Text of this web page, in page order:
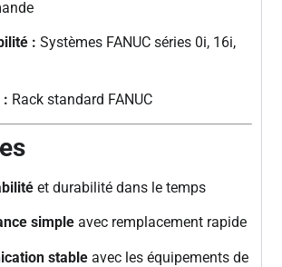
: Systèmes FANUC séries 0i, 16i,
: Rack standard FANUC
et durabilité dans le temps
simple avec remplacement rapide
stable avec les équipements de